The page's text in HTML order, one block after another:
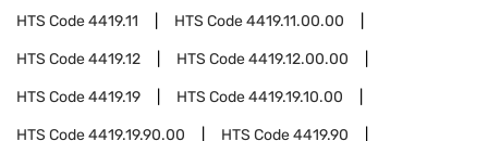
HTS Code4419.11 HTS Code4419.11.00.00
HTS Code4419.12 HTS Code4419.12.00.00
HTS Code4419.19 HTS Code4419.19.10.00
HTS Code4419.19.90.00 HTS Code4419.90